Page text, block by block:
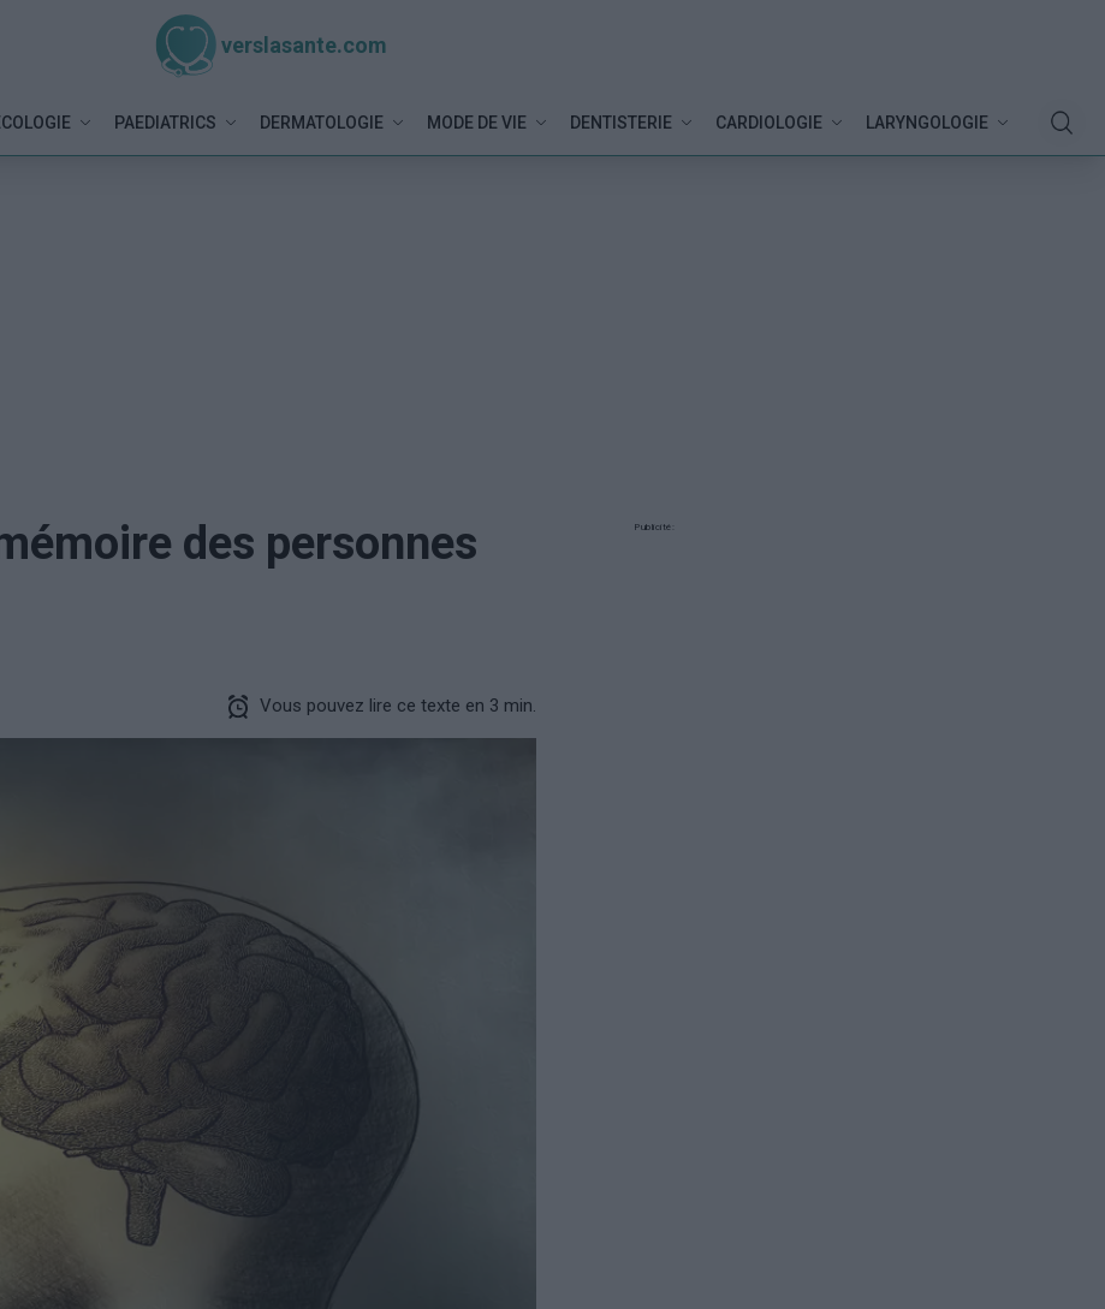
verslasante.com
PAEDIATRICS DERMATOLOGIE MODE DE VIE DENTISTERIE CARDIOLOGIE LARYNGOLOGIE
des personnes
Vous pouvez lire ce texte en 3 min.
Publicité: